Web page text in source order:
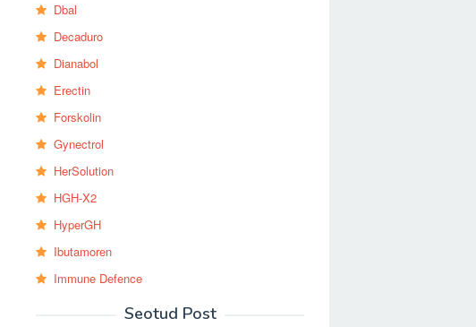
Dbal
Decaduro
Dianabol
Erectin
Forskolin
Gynectrol
HerSolution
HGH-X2
HyperGH
Ibutamoren
Immune Defence
Seotud Post